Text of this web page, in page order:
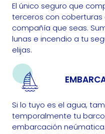
El único seguro que
terceros con coberturas
compañía que seas.
lunas e incendio a tu
elijas.
Si lo tuyo es el agua,
temporalmente tu
embarcación